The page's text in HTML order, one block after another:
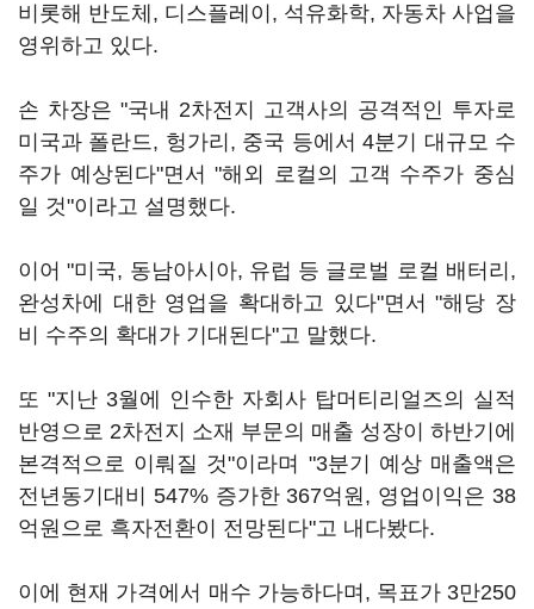
비롯해 반도체, 디스플레이, 석유화학, 자동차 사업을
영위하고 있다.
손 차장은 "국내 2차전지 고객사의 공격적인 투자로
미국과 폴란드, 헝가리, 중국 등에서 4분기 대규모 수
주가 예상된다"면서 "해외 로컬의 고객 수주가 중심
일 것"이라고 설명했다.
이어 "미국, 동남아시아, 유럽 등 글로벌 로컬 배터리,
완성차에 대한 영업을 확대하고 있다"면서 "해당 장
비 수주의 확대가 기대된다"고 말했다.
또 "지난 3월에 인수한 자회사 탑머티리얼즈의 실적
반영으로 2차전지 소재 부문의 매출 성장이 하반기에
본격적으로 이뤄질 것"이라며 "3분기 예상 매출액은
전년동기대비 547% 증가한 367억원, 영업이익은 38
억원으로 흑자전환이 전망된다"고 내다봤다.
이에 현재 가격에서 매수 가능하다며, 목표가 3만250